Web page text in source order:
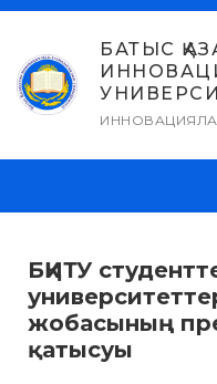
Skip
content
БАТЫС
БҚИТУ
жобасының
қатысуы